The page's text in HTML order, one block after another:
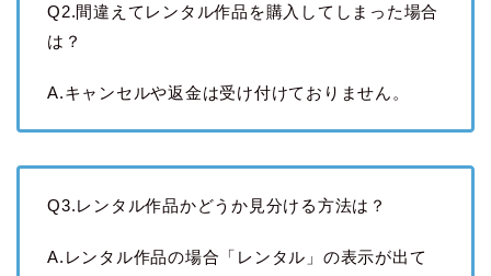
Q2.間違えてレンタル作品を購入してしまった場合
は？
A.キャンセルや返金は受け付けておりません。
Q3.レンタル作品かどうか見分ける方法は？
A.レンタル作品の場合「レンタル」の表示が出て